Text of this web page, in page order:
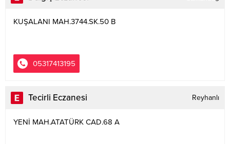
KUŞALANI MAH.3744.SK.50 B
05317413195
Tecirli Eczanesi Reyhanlı
YENİ MAH.ATATÜRK CAD.68 A